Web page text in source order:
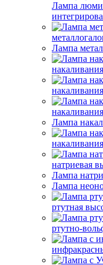
Лампа
Лампа
Лампа
натриевая
Лампа
Лампа
ртутная
ртутно-